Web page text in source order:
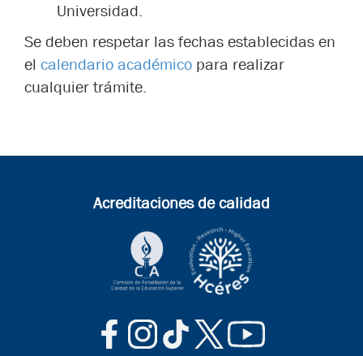
Universidad.
Se deben respetar las fechas establecidas en
el calendario académico para realizar
cualquier trámite.
Acreditaciones de calidad